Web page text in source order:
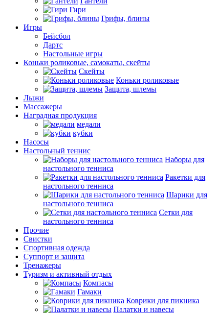
Гири
Грифы, блины
Игры
Бейсбол
Дартс
Настольные игры
Коньки роликовые, самокаты, скейты
Скейты
Коньки роликовые
Защита, шлемы
Лыжи
Массажеры
Наградная продукция
медали
кубки
Насосы
Настольный теннис
Наборы для
настольного тенниса
Ракетки для
настольного тенниса
Шарики для
настольного тенниса
Сетки для
настольного тенниса
Прочие
Свистки
Спортивная одежда
Суппорт и защита
Тренажеры
Туризм и активный отдых
Компасы
Гамаки
Коврики для пикника
Палатки и навесы